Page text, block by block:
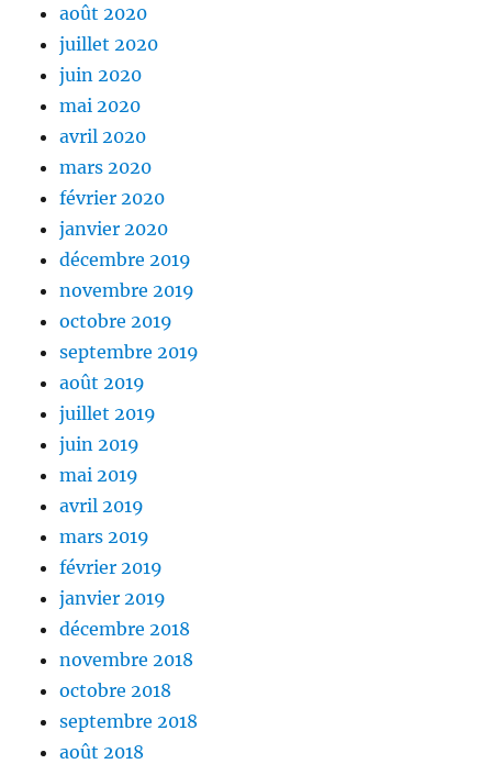
août 2020
juillet 2020
juin 2020
mai 2020
avril 2020
mars 2020
février 2020
janvier 2020
décembre 2019
novembre 2019
octobre 2019
septembre 2019
août 2019
juillet 2019
juin 2019
mai 2019
avril 2019
mars 2019
février 2019
janvier 2019
décembre 2018
novembre 2018
octobre 2018
septembre 2018
août 2018